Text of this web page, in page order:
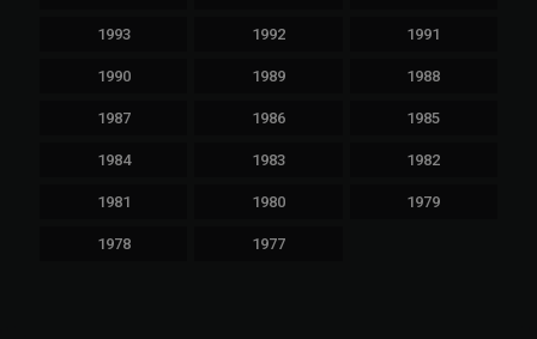
1993 1992 1991
1990 1989 1988
1987 1986 1985
1984 1983 1982
1981 1980 1979
1978 1977